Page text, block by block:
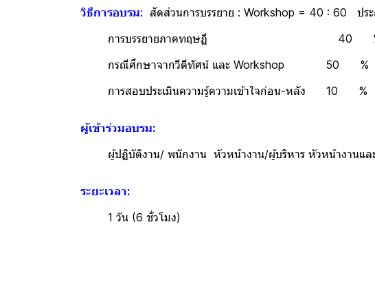
วิธีการอบรม: สัดส่วนการบรรยาย : Workshop = 40 : 60 ปร
การบรรยายภาคทฤษฏี 40
กรณีศึกษาจากวีดีทัศน์ และ Workshop 50 %
การสอบประเมินความรู้ความเข้าใจก่อน-หลัง 10 %
ผู้เข้าร่วมอบรม:
ผู้ปฏิบัติงาน/ พนักงาน หัวหน้างาน/ผู้บริหาร หัวหน้างานและหั
ระยะเวลา:
1 วัน (6 ชั่วโมง)